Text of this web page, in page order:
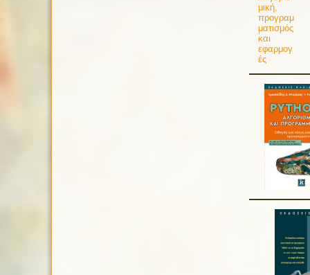
μική,
προγραμ
ματισμός
και
εφαρμογ
ές